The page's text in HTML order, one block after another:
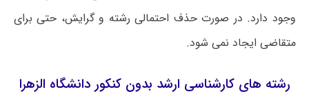
وجود دارد. در صورت حذف احتمالی رشته و گرایش، حتی برای
متقاضی ایجاد نمی شود.
رشته های کارشناسی ارشد بدون کنکور دانشگاه الزهرا